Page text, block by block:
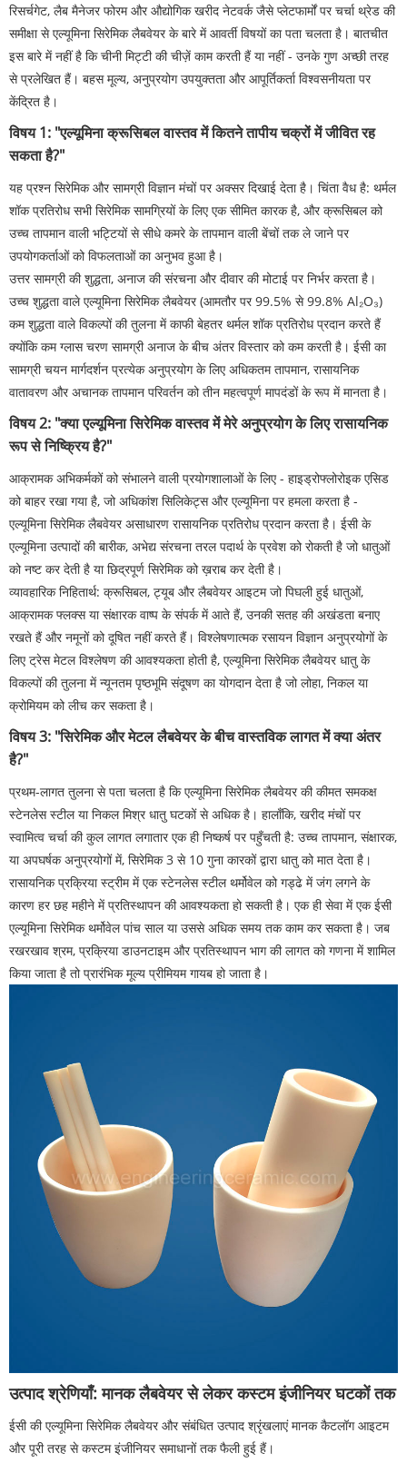
रिसर्चगेट, लैब मैनेजर फोरम और औद्योगिक खरीद नेटवर्क जैसे प्लेटफार्मों पर चर्चा थ्रेड की
समीक्षा से एल्यूमिना सिरेमिक लैबवेयर के बारे में आवर्ती विषयों का पता चलता है। बातचीत
इस बारे में नहीं है कि चीनी मिट्टी की चीज़ें काम करती हैं या नहीं - उनके गुण अच्छी तरह
से प्रलेखित हैं। बहस मूल्य, अनुप्रयोग उपयुक्तता और आपूर्तिकर्ता विश्वसनीयता पर
केंद्रित है।
विषय 1: "एल्यूमिना क्रूसिबल वास्तव में कितने तापीय चक्रों में जीवित रह
सकता है?"
यह प्रश्न सिरेमिक और सामग्री विज्ञान मंचों पर अक्सर दिखाई देता है। चिंता वैध है: थर्मल
शॉक प्रतिरोध सभी सिरेमिक सामग्रियों के लिए एक सीमित कारक है, और क्रूसिबल को
उच्च तापमान वाली भट्टियों से सीधे कमरे के तापमान वाली बेंचों तक ले जाने पर
उपयोगकर्ताओं को विफलताओं का अनुभव हुआ है।
उत्तर सामग्री की शुद्धता, अनाज की संरचना और दीवार की मोटाई पर निर्भर करता है।
उच्च शुद्धता वाले एल्यूमिना सिरेमिक लैबवेयर (आमतौर पर 99.5% से 99.8% Al₂O₃)
कम शुद्धता वाले विकल्पों की तुलना में काफी बेहतर थर्मल शॉक प्रतिरोध प्रदान करते हैं
क्योंकि कम ग्लास चरण सामग्री अनाज के बीच अंतर विस्तार को कम करती है। ईसी का
सामग्री चयन मार्गदर्शन प्रत्येक अनुप्रयोग के लिए अधिकतम तापमान, रासायनिक
वातावरण और अचानक तापमान परिवर्तन को तीन महत्वपूर्ण मापदंडों के रूप में मानता है।
विषय 2: "क्या एल्यूमिना सिरेमिक वास्तव में मेरे अनुप्रयोग के लिए रासायनिक
रूप से निष्क्रिय है?"
आक्रामक अभिकर्मकों को संभालने वाली प्रयोगशालाओं के लिए - हाइड्रोफ्लोरोइक एसिड
को बाहर रखा गया है, जो अधिकांश सिलिकेट्स और एल्यूमिना पर हमला करता है -
एल्यूमिना सिरेमिक लैबवेयर असाधारण रासायनिक प्रतिरोध प्रदान करता है। ईसी के
एल्यूमिना उत्पादों की बारीक, अभेद्य संरचना तरल पदार्थ के प्रवेश को रोकती है जो धातुओं
को नष्ट कर देती है या छिद्रपूर्ण सिरेमिक को ख़राब कर देती है।
व्यावहारिक निहितार्थ: क्रूसिबल, ट्यूब और लैबवेयर आइटम जो पिघली हुई धातुओं,
आक्रामक फ्लक्स या संक्षारक वाष्प के संपर्क में आते हैं, उनकी सतह की अखंडता बनाए
रखते हैं और नमूनों को दूषित नहीं करते हैं। विश्लेषणात्मक रसायन विज्ञान अनुप्रयोगों के
लिए ट्रेस मेटल विश्लेषण की आवश्यकता होती है, एल्यूमिना सिरेमिक लैबवेयर धातु के
विकल्पों की तुलना में न्यूनतम पृष्ठभूमि संदूषण का योगदान देता है जो लोहा, निकल या
क्रोमियम को लीच कर सकता है।
विषय 3: "सिरेमिक और मेटल लैबवेयर के बीच वास्तविक लागत में क्या अंतर
है?"
प्रथम-लागत तुलना से पता चलता है कि एल्यूमिना सिरेमिक लैबवेयर की कीमत समकक्ष
स्टेनलेस स्टील या निकल मिश्र धातु घटकों से अधिक है। हालाँकि, खरीद मंचों पर
स्वामित्व चर्चा की कुल लागत लगातार एक ही निष्कर्ष पर पहुँचती है: उच्च तापमान, संक्षारक,
या अपघर्षक अनुप्रयोगों में, सिरेमिक 3 से 10 गुना कारकों द्वारा धातु को मात देता है।
रासायनिक प्रक्रिया स्ट्रीम में एक स्टेनलेस स्टील थर्मोवेल को गड्ढे में जंग लगने के
कारण हर छह महीने में प्रतिस्थापन की आवश्यकता हो सकती है। एक ही सेवा में एक ईसी
एल्यूमिना सिरेमिक थर्मोवेल पांच साल या उससे अधिक समय तक काम कर सकता है। जब
रखरखाव श्रम, प्रक्रिया डाउनटाइम और प्रतिस्थापन भाग की लागत को गणना में शामिल
किया जाता है तो प्रारंभिक मूल्य प्रीमियम गायब हो जाता है।
उत्पाद श्रेणियाँ: मानक लैबवेयर से लेकर कस्टम इंजीनियर घटकों तक
ईसी की एल्यूमिना सिरेमिक लैबवेयर और संबंधित उत्पाद श्रृंखलाएं मानक कैटलॉग आइटम
और पूरी तरह से कस्टम इंजीनियर समाधानों तक फैली हुई हैं।